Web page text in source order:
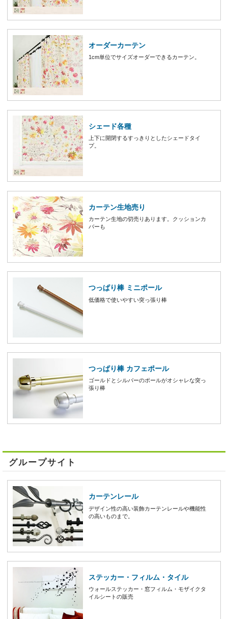
オーダーカーテン
1cm単位でサイズオーダーできるカーテン。
シェード各種
上下に開閉するすっきりとしたシェードタイ
プ。
カーテン生地売り
カーテン生地の切売りあります。クッションカ
バーも
つっぱり棒 ミニポール
低価格で使いやすい突っ張り棒
つっぱり棒 カフェポール
ゴールドとシルバーのポールがオシャレな突っ
張り棒
グループサイト
カーテンレール
デザイン性の高い装飾カーテンレールや機能性
の高いものまで。
ステッカー・フィルム・タイル
ウォールステッカー・窓フィルム・モザイクタ
イルシートの販売